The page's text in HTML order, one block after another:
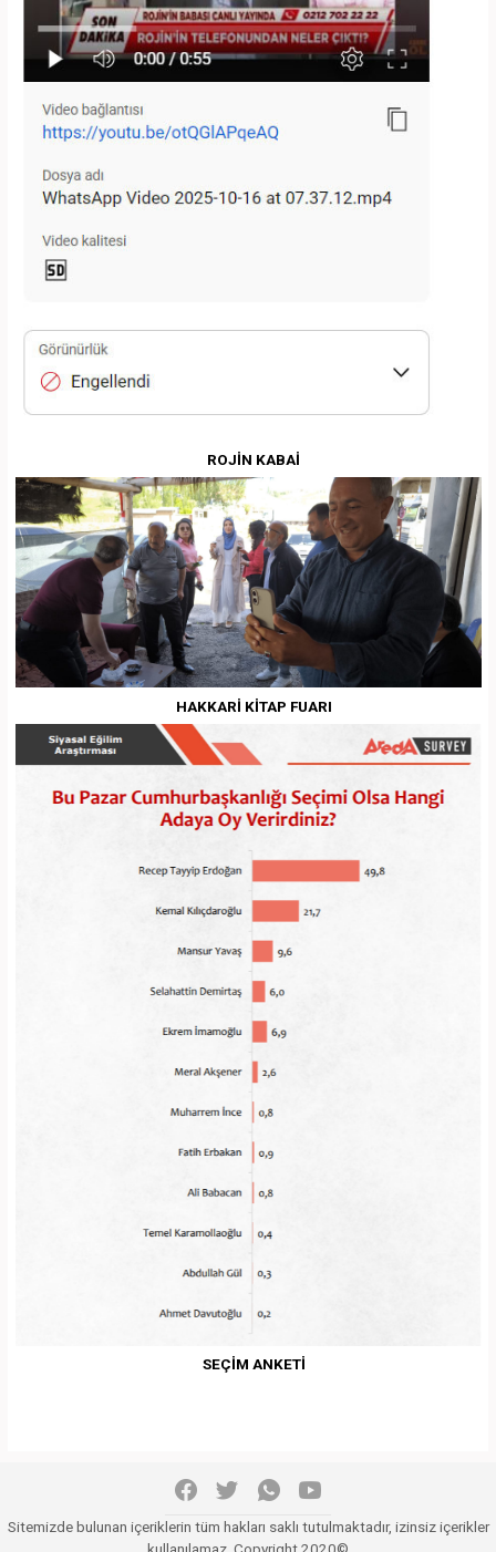
ROJİN KABAİ
HAKKARİ KİTAP FUARI
SEÇİM ANKETİ
Sitemizde bulunan içeriklerin tüm hakları saklı tutulmaktadır, izinsiz içerikler